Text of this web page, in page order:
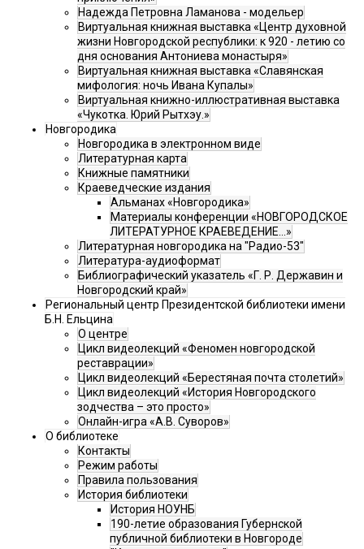
Надежда Петровна Ламанова - модельер
Виртуальная книжная выставка «Центр духовной
жизни Новгородской республики: к 920 - летию со
дня основания Антониева монастыря»
Виртуальная книжная выставка «Славянская
мифология: ночь Ивана Купалы»
Виртуальная книжно-иллюстративная выставка
«Чукотка. Юрий Рытхэу.»
Новгородика
Новгородика в электронном виде
Литературная карта
Книжные памятники
Краеведческие издания
Альманах «Новгородика»
Материалы конференции «НОВГОРОДСКОЕ
ЛИТЕРАТУРНОЕ КРАЕВЕДЕНИЕ...»
Литературная новгородика на "Радио-53"
Литература-аудиоформат
Библиографический указатель «Г. Р. Державин и
Новгородский край»
Региональный центр Президентской библиотеки имени
Б.Н. Ельцина
О центре
Цикл видеолекций «Феномен новгородской
реставрации»
Цикл видеолекций «Берестяная почта столетий»
Цикл видеолекций «История Новгородского
зодчества – это просто»
Онлайн-игра «А.В. Суворов»
О библиотеке
Контакты
Режим работы
Правила пользования
История библиотеки
История НОУНБ
190-летие образования Губернской
публичной библиотеки в Новгороде